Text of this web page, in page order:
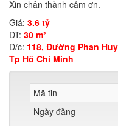
Xin chân thành cảm ơn.
Giá: 3.6 tỷ
DT: 30 m²
Đ/c: 118, Đường Phan
Tp Hồ Chí Minh
Mã tin
Ngày đăng